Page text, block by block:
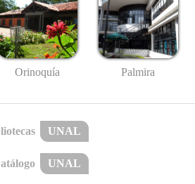
Orinoquía Palmira
UNAL
UNAL